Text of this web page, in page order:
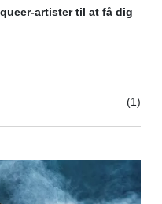
artister til at få dig
(1)